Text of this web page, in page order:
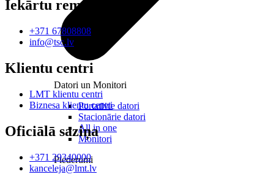
Datori un Monitori
Portatīvie datori
Stacionārie datori
All in one
Monitori
Piederumi
Iekārtu remonts
+371 67808808
info@tsc.lv
Klientu centri
LMT klientu centri
Biznesa klientu centri
Oficiālā saziņa
+371 29340000
kanceleja@lmt.lv